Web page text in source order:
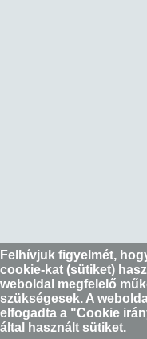
Felhívjuk figyelmét,
cookie-kat (sütiket)
weboldal megfelelő
szükségesek. A
elfogadta a "Cookie
által használt sütiket.